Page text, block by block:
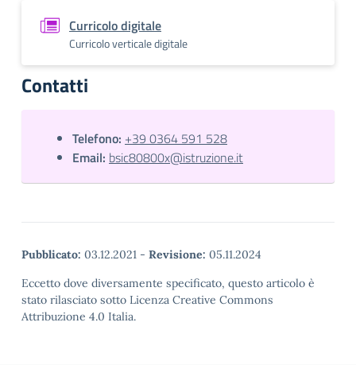
Curricolo digitale
Curricolo verticale digitale
Contatti
Telefono: +39 0364 591 528
Email: bsic80800x@istruzione.it
Pubblicato: 03.12.2021 - Revisione: 05.11.2024
Eccetto dove diversamente specificato, questo articolo è
stato rilasciato sotto Licenza Creative Commons
Attribuzione 4.0 Italia.